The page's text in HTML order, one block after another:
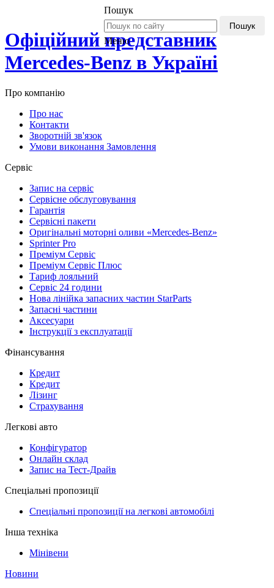
Офіційний представник
Mercedes-Benz в Україні
Пошук
Пошук
Меню
Про компанію
Про нас
Контакти
Зворотній зв'язок
Умови виконання Замовлення
Сервіс
Запис на сервіс
Сервісне обслуговування
Гарантія
Сервісні пакети
Оригінальні моторні оливи «Mercedes-Benz»
Sprinter Pro
Преміум Сервіс
Преміум Сервіс Плюс
Тариф лояльний
Сервіс 24 години
Нова лінійка запасних частин StarParts
Запасні частини
Аксесуари
Інструкції з експлуатації
Фінансування
Кредит
Кредит
Лізинг
Страхування
Легкові авто
Конфігуратор
Онлайн склад
Запис на Тест-Драйв
Спеціальні пропозиції
Спеціальні пропозиції на легкові автомобілі
Інша техніка
Мінівени
Новини